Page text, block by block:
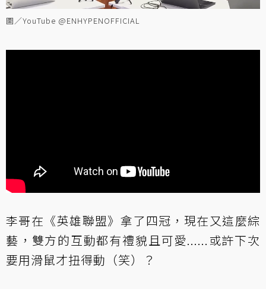
圖／YouTube @ENHYPENOFFICIAL
李哥在《英雄聯盟》拿了四冠，現在又這麼綜
藝，雙方的互動都有禮貌且可愛......或許下次
要用滑鼠才扭得動（笑）？